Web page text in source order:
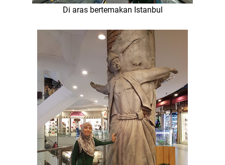
Di aras bertemakan Istanbul